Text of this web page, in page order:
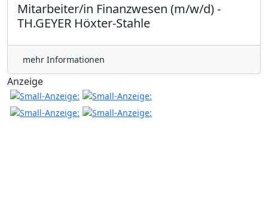
Mitarbeiter/in Finanzwesen (m/w/d) -
TH.GEYER Höxter-Stahle
mehr Informationen
Anzeige